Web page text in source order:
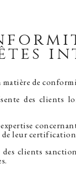
de
des clients
de leur
clients